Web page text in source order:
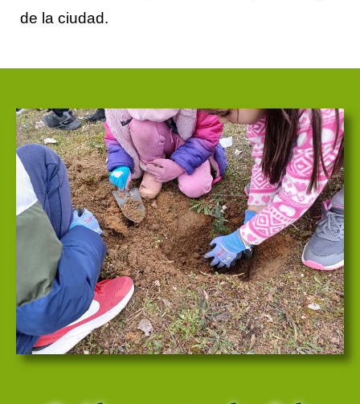
de la ciudad.